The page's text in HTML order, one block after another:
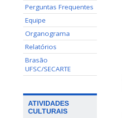
Perguntas Frequentes
Equipe
Organograma
Relatórios
Brasão
UFSC/SECARTE
ATIVIDADES
CULTURAIS